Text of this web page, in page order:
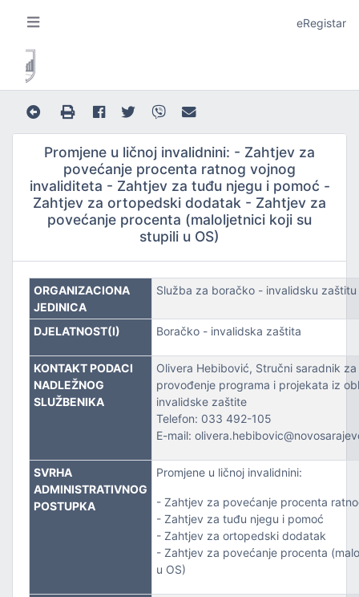
I LOKALNU SAMOUPRAVU
POSLOVE I KATASTAR NEKRETNINA
eRegistar
Promjene u ličnoj invalidnini: - Zahtjev za
povećanje procenta ratnog vojnog
invaliditeta - Zahtjev za tuđu njegu i pomoć -
Zahtjev za ortopedski dodatak - Zahtjev za
povećanje procenta (maloljetnici koji su
stupili u OS)
ORGANIZACIONA
JEDINICA
Služba za boračko - invalidsku zaštitu
DJELATNOST(I) Boračko - invalidska zaštita
KONTAKT PODACI
NADLEŽNOG
SLUŽBENIKA
Olivera Hebibović, Stručni saradnik
provođenje programa i projekata iz
invalidske zaštite
Telefon: 033 492-105
E-mail:
SVRHA
ADMINISTRATIVNOG
POSTUPKA
Promjene u ličnoj invalidnini:
- Zahtjev za povećanje procenta
- Zahtjev za tuđu njegu i pomoć
- Zahtjev za ortopedski dodatak
- Zahtjev za povećanje procenta
u OS)